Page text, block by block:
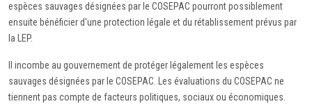
espèces sauvages désignées par le COSEPAC pourront possiblement
ensuite bénéficier d'une protection légale et du rétablissement prévus par
la LEP.
Il incombe au gouvernement de protéger légalement les espèces
sauvages désignées par le COSEPAC. Les évaluations du COSEPAC ne
tiennent pas compte de facteurs politiques, sociaux ou économiques.